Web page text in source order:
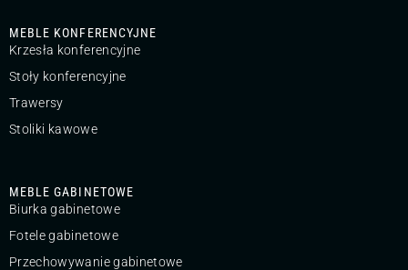
MEBLE KONFERENCYJNE
Krzesła konferencyjne
Stoły konferencyjne
Trawersy
Stoliki kawowe
MEBLE GABINETOWE
Biurka gabinetowe
Fotele gabinetowe
Przechowywanie gabinetowe